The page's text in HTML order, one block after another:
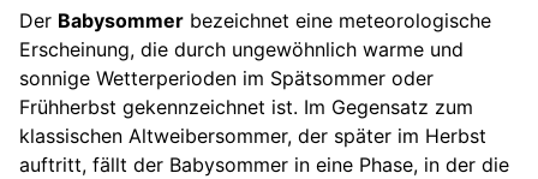
Der Babysommer bezeichnet eine meteorologische
Erscheinung, die durch ungewöhnlich warme und
sonnige Wetterperioden im Spätsommer oder
Frühherbst gekennzeichnet ist. Im Gegensatz zum
klassischen Altweibersommer, der später im Herbst
auftritt, fällt der Babysommer in eine Phase, in der die